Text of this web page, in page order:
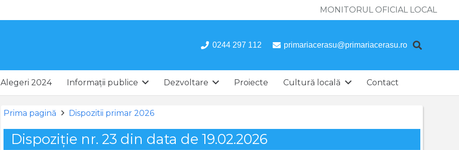
MONITORUL OFICIAL LOCAL
0244 297 112 primariacerasu@primariacerasu.ro
Alegeri 2024 Informații publice Dezvoltare Proiecte Cultură locală Contact
Prima pagină Dispozitii primar 2026
Dispoziție nr. 23 din data de 19.02.2026